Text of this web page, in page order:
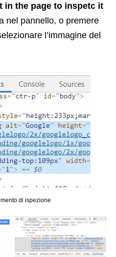
in the page to inspetc it
nel pannello, o premere
l’immagine del
di ispezione